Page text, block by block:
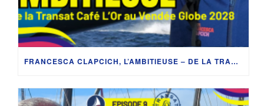
FRANCESCA CLAPCICH, L’AMBITIEUSE – DE LA TRANSAT CAFÉ L’OR AU VENDÉE GLOBE 2028